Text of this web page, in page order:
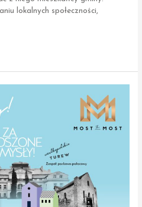
lokalnych społeczności,